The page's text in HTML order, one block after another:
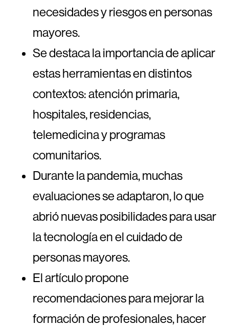
necesidades y riesgos en personas
mayores.
Se destaca la importancia de aplicar
estas herramientas en distintos
contextos: atención primaria,
hospitales, residencias,
telemedicina y programas
comunitarios.
Durante la pandemia, muchas
evaluaciones se adaptaron, lo que
abrió nuevas posibilidades para usar
la tecnología en el cuidado de
personas mayores.
El artículo propone
recomendaciones para mejorar la
formación de profesionales, hacer